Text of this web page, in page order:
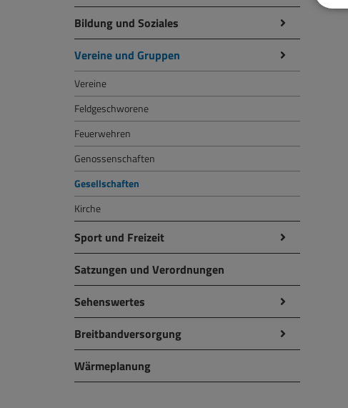
Bildung und Soziales
Vereine und Gruppen
Vereine
Feldgeschworene
Feuerwehren
Genossenschaften
Gesellschaften
Kirche
Sport und Freizeit
Satzungen und Verordnungen
Sehenswertes
Breitbandversorgung
Wärmeplanung